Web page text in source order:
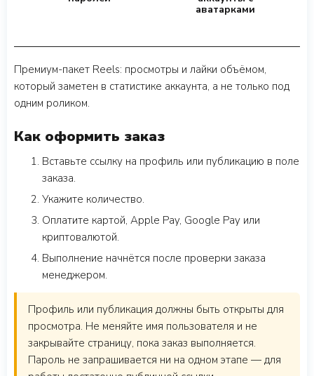
аватарками
Премиум-пакет Reels: просмотры и лайки объёмом,
который заметен в статистике аккаунта, а не только под
одним роликом.
Как оформить заказ
Вставьте ссылку на профиль или публикацию в поле
заказа.
Укажите количество.
Оплатите картой, Apple Pay, Google Pay или
криптовалютой.
Выполнение начнётся после проверки заказа
менеджером.
Профиль или публикация должны быть открыты для
просмотра. Не меняйте имя пользователя и не
закрывайте страницу, пока заказ выполняется.
Пароль не запрашивается ни на одном этапе — для